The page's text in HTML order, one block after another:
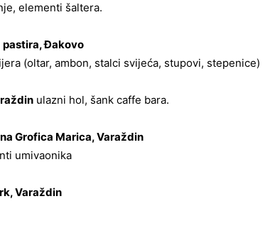
elementi šaltera.
pastira, Đakovo
(oltar, ambon, stalci svijeća, stupovi, stepenice)
ulazni hol, šank caffe bara.
Grofica Marica, Varaždin
umivaonika
Varaždin